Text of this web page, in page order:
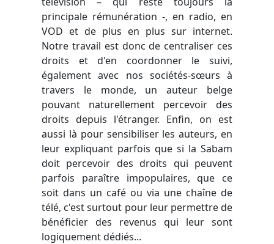
principale rémunération -, en radio, en
VOD et de plus en plus sur internet.
Notre travail est donc de centraliser ces
droits et d'en coordonner le suivi,
également avec nos sociétés-sœurs à
travers le monde, un auteur belge
pouvant naturellement percevoir des
droits depuis l'étranger. Enfin, on est
aussi là pour sensibiliser les auteurs, en
leur expliquant parfois que si la Sabam
doit percevoir des droits qui peuvent
parfois paraître impopulaires, que ce
soit dans un café ou via une chaîne de
télé, c'est surtout pour leur permettre de
bénéficier des revenus qui leur sont
logiquement dédiés...